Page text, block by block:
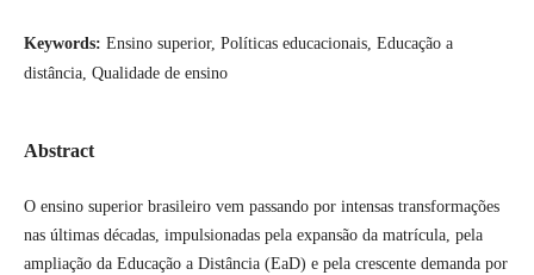
Keywords: Ensino superior, Políticas educacionais, Educação a
distância, Qualidade de ensino
Abstract
O ensino superior brasileiro vem passando por intensas transformações
nas últimas décadas, impulsionadas pela expansão da matrícula, pela
ampliação da Educação a Distância (EaD) e pela crescente demanda por